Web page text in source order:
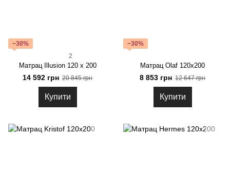
−30%
2
Матрац Illusion 120 x 200
14 592 грн 20 845 грн
Купити
−30%
Матрац Olaf 120x200
8 853 грн 12 647 грн
Купити